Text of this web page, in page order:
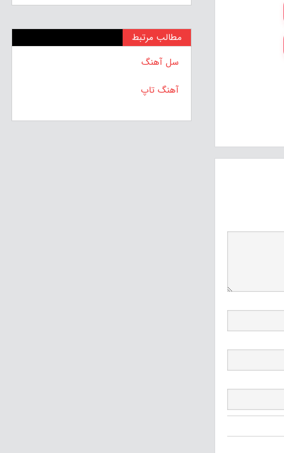
مطالب مرتبط
سل آهنگ
آهنگ تاپ